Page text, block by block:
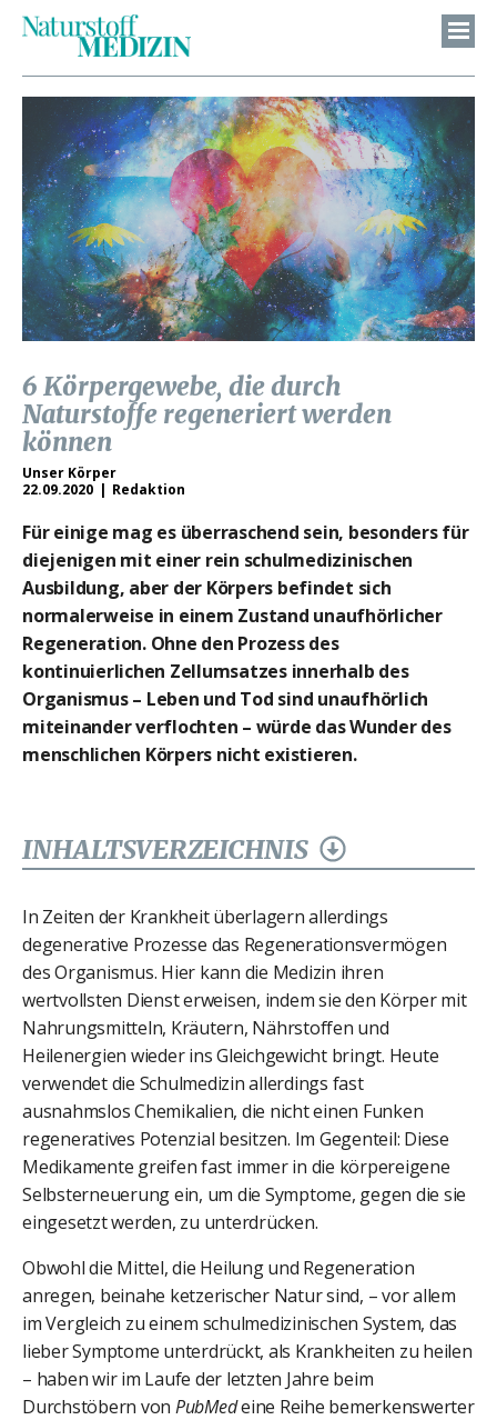
6 Körpergewebe, die durch
Naturstoffe regeneriert werden
können
Unser Körper
22.09.2020
Redaktion
Für einige mag es überraschend sein, besonders für
diejenigen mit einer rein schulmedizinischen
Ausbildung, aber der Körpers befindet sich
normalerweise in einem Zustand unaufhörlicher
Regeneration. Ohne den Prozess des
kontinuierlichen Zellumsatzes innerhalb des
Organismus – Leben und Tod sind unaufhörlich
miteinander verflochten – würde das Wunder des
menschlichen Körpers nicht existieren.
INHALTSVERZEICHNIS
In Zeiten der Krankheit überlagern allerdings
degenerative Prozesse das Regenerationsvermögen
des Organismus. Hier kann die Medizin ihren
wertvollsten Dienst erweisen, indem sie den Körper mit
Nahrungsmitteln, Kräutern, Nährstoffen und
Heilenergien wieder ins Gleichgewicht bringt. Heute
verwendet die Schulmedizin allerdings fast
ausnahmslos Chemikalien, die nicht einen Funken
regeneratives Potenzial besitzen. Im Gegenteil: Diese
Medikamente greifen fast immer in die körpereigene
Selbsterneuerung ein, um die Symptome, gegen die sie
eingesetzt werden, zu unterdrücken.
Obwohl die Mittel, die Heilung und Regeneration
anregen, beinahe ketzerischer Natur sind, – vor allem
im Vergleich zu einem schulmedizinischen System, das
lieber Symptome unterdrückt, als Krankheiten zu heilen
– haben wir im Laufe der letzten Jahre beim
Durchstöbern von PubMedeine Reihe bemerkenswerter